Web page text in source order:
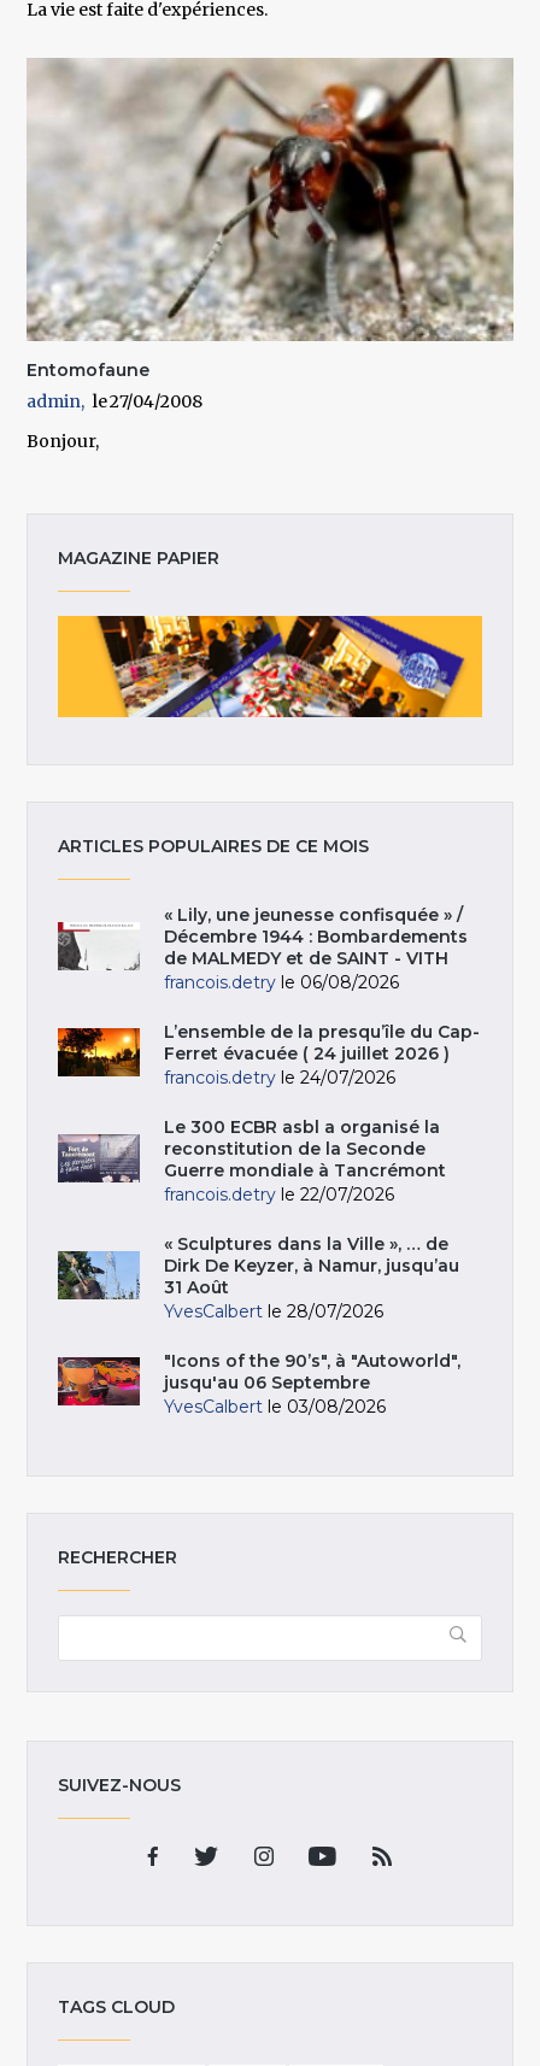
La vie est faite d'expériences.
Entomofaune
admin
27/04/2008
Bonjour,
MAGAZINE PAPIER
ARTICLES POPULAIRES DE CE MOIS
« Lily, une jeunesse confisquée » /
Décembre 1944 : Bombardements
de MALMEDY et de SAINT - VITH
francois.detry le 06/08/2026
L’ensemble de la presqu’île du Cap-
Ferret évacuée ( 24 juillet 2026 )
francois.detry le 24/07/2026
Le 300 ECBR asbl a organisé la
reconstitution de la Seconde
Guerre mondiale à Tancrémont
francois.detry le 22/07/2026
« Sculptures dans la Ville », … de
Dirk De Keyzer, à Namur, jusqu’au
31 Août
YvesCalbert le 28/07/2026
"Icons of the 90’s", à "Autoworld",
jusqu'au 06 Septembre
YvesCalbert le 03/08/2026
RECHERCHER
SUIVEZ-NOUS
TAGS CLOUD